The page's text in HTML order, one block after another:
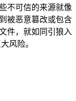
不可信的来源就像
被恶意篡改或包含
件，就如同引狼入
风险。